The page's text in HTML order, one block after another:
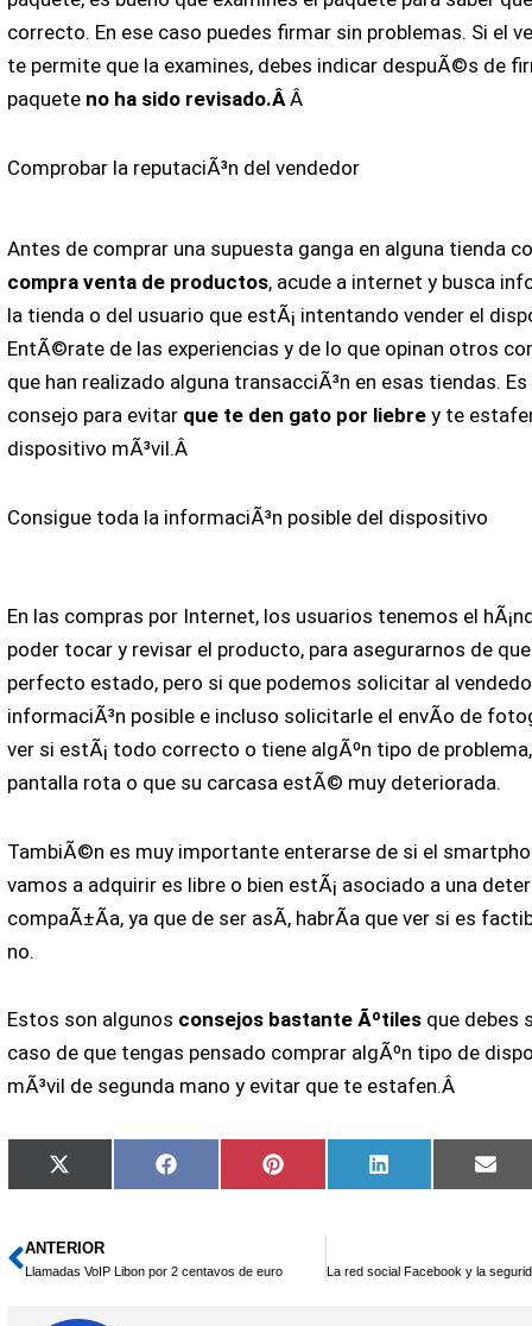
correcto. En ese caso puedes firmar sin problemas. Si el
te permite que la examines, debes indicar despuÃ©s de
paqueteno ha sido revisado.ÂÂ
Comprobar la reputaciÃ³n del vendedor
Antes de comprar una supuesta ganga en alguna tienda
compra venta de productos, acude a internet y busca
la tienda o del usuario que estÃ¡ intentando vender el
EntÃ©rate de las experiencias y de lo que opinan otros
que han realizado alguna transacciÃ³n en esas tiendas. Es
consejo para evitar que te den gato por liebrey te
dispositivo mÃ³vil.Â
Consigue toda la informaciÃ³n posible del dispositivo
En las compras por Internet, los usuarios tenemos el
poder tocar y revisar el producto, para asegurarnos de que
perfecto estado, pero si que podemos solicitar al
informaciÃ³n posible e incluso solicitarle el envÃ­o de
ver si estÃ¡ todo correcto o tiene algÃºn tipo de
pantalla rota o que su carcasa estÃ© muy deteriorada.
TambiÃ©n es muy importante enterarse de si el
vamos a adquirir es libre o bien estÃ¡ asociado a una
compaÃ±Ã­a, ya que de ser asÃ­, habrÃ­a que ver si es
no.
Estos son algunos consejos bastante Ãºtilesque debes
caso de que tengas pensado comprar algÃºn tipo de
mÃ³vil de segunda mano y evitar que te estafen.Â
Compartir
en
X
(Twitter)
Compartir
en
Facebook
Compartir
en
Pinterest
Compartir
en
LinkedIn
en
Ant
ANTERIOR
Llamadas VoIP Libon por 2 centavos de euro